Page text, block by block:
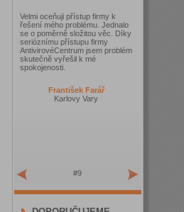
Velmi oceňuji přístup firmy k
řešení mého problému. Jednalo
se o poměrně složitou věc. Díky
serióznímu přístupu firmy
AntivirovéCentrum jsem problém
skutečně vyřešil k mé
spokojenosti.
František Farář
Karlovy Vary
#9